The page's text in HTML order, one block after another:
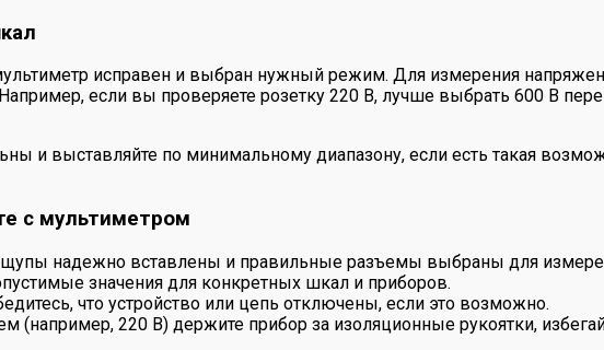
исправен и выбран нужный режим. Для измерения
если вы проверяете розетку 220 В, лучше выбрать 600 В
и выставляйте по минимальному диапазону, если есть такая
с мультиметром
щупы надежно вставлены и правильные разъемы выбраны для
значения для конкретных шкал и приборов.
что устройство или цепь отключены, если это возможно.
(например, 220 В) держите прибор за изоляционные рукоятки,